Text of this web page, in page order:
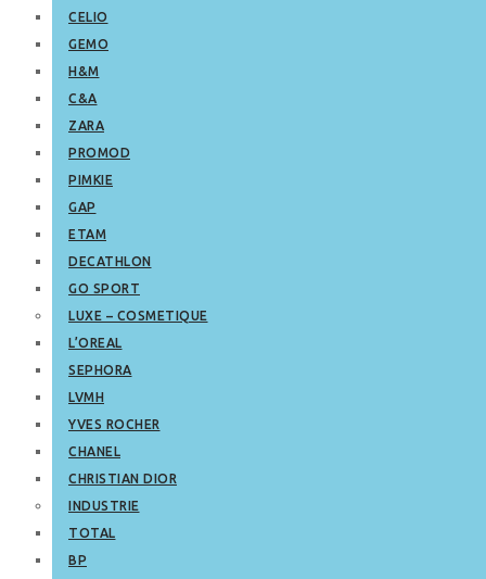
CELIO
GEMO
H&M
C&A
ZARA
PROMOD
PIMKIE
GAP
ETAM
DECATHLON
GO SPORT
LUXE – COSMETIQUE
L’OREAL
SEPHORA
LVMH
YVES ROCHER
CHANEL
CHRISTIAN DIOR
INDUSTRIE
TOTAL
BP